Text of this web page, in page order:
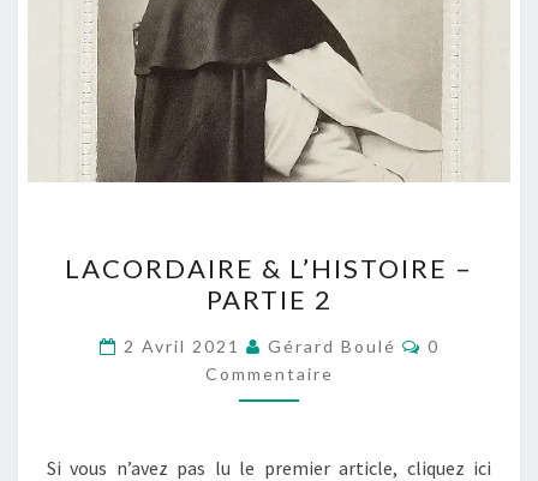
&
L’HISTOIRE
–
PARTIE
2
LACORDAIRE & L’HISTOIRE –
PARTIE 2
2 Avril 2021 Gérard Boulé
0
Commentaire
Si vous n’avez pas lu le premier article, cliquez ici